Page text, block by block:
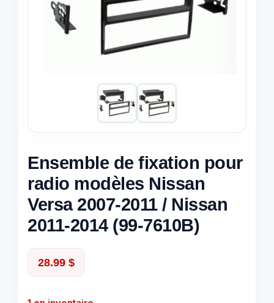
Ensemble de fixation pour
radio modèles Nissan
Versa 2007-2011 / Nissan
2011-2014 (99-7610B)
28.99 $